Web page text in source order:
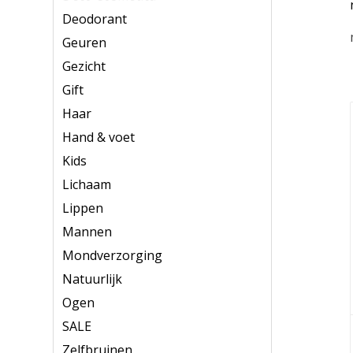
Deodorant
Geuren
Gezicht
Gift
Haar
Hand & voet
Kids
Lichaam
Lippen
Mannen
Mondverzorging
Natuurlijk
Ogen
SALE